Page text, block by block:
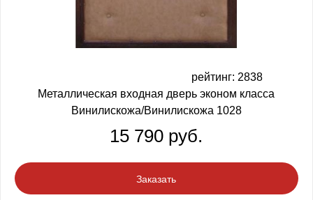
рейтинг: 2838
Металлическая входная дверь эконом класса
Винилискожа/Винилискожа 1028
15 790 руб.
Заказать